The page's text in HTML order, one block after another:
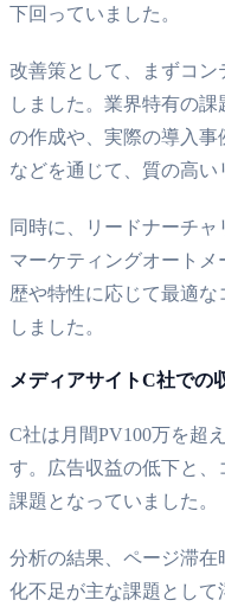
下回っていました。
改善策として、まずコ
しました。業界特有の
の作成や、実際の導入事
などを通じて、質の高い
同時に、リードナーチャ
マーケティングオート
歴や特性に応じて最適
しました。
メディアサイトC社での
C社は月間PV100万を超
す。広告収益の低下と
課題となっていました。
分析の結果、ページ滞
化不足が主な課題とし